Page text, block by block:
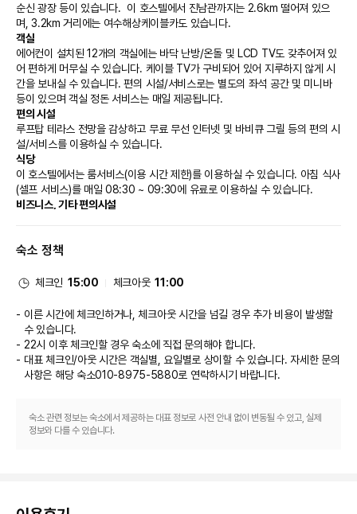
순신 광장 등이 있습니다.  이 호스텔에서 진남관까지는 2.6km 떨어져 있으
며, 3.2km 거리에는 여수해상케이블카도 있습니다.
객실
에어컨이 설치된 12개의 객실에는 바닥 난방/온돌 및 LCD TV도 갖추어져 있
어 편하게 머무실 수 있습니다. 케이블 TV가 구비되어 있어 지루하지 않게 시
간을 보내실 수 있습니다. 편의 시설/서비스로는 별도의 좌석 공간 및 미니바
등이 있으며 객실 정돈 서비스는 매일 제공됩니다.
편의 시설
루프탑 테라스 전망을 감상하고 무료 무선 인터넷 및 바비큐 그릴 등의 편의 시
설/서비스를 이용하실 수 있습니다.
식당
이 호스텔에서는 룸서비스(이용 시간 제한)를 이용하실 수 있습니다. 아침 식사
(셀프 서비스)를 매일 08:30 ~ 09:30에 유료로 이용하실 수 있습니다.
비즈니스, 기타 편의시설
숙소 정책
체크인 15:00 체크아웃 11:00
이른 시간에 체크인하거나, 체크아웃 시간을 넘길 경우 추가 비용이 발생할
수 있습니다.
22시 이후 체크인할 경우 숙소에 직접 문의해야 합니다.
대표 체크인/아웃 시간은 객실별, 요일별로 상이할 수 있습니다. 자세한 문의
사항은 해당 숙소010-8975-5880로 연락하시기 바랍니다.
숙소 관련 정보는 숙소에서 제공하는 대표 정보로 사전 안내 없이 변동될 수 있고, 실제
정보와 다를 수 있습니다.